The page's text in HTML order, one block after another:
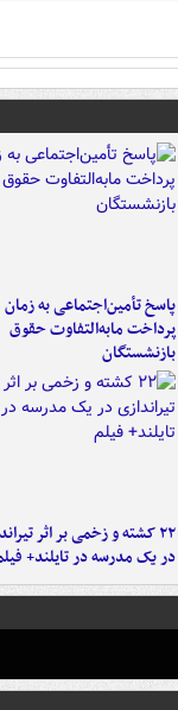
پاسخ تأمین‌اجتماعی به زمان
پرداخت مابه‌التفاوت حقوق
بازنشستگان
۲۲ کشته و زخمی بر اثر
در یک مدرسه در تایلند+